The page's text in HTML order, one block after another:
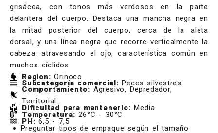
grisácea, con tonos más verdosos en la parte
delantera del cuerpo. Destaca una mancha negra en
la mitad posterior del cuerpo, cerca de la aleta
dorsal, y una línea negra que recorre verticalmente la
cabeza, atravesando el ojo, característica común en
muchos cíclidos.
Region:Orinoco
Subcategoría comercial:Peces silvestres
Comportamiento: Agresivo, Depredador,
Territorial
Dificultad para mantenerlo: Media
Temperatura: 26°C - 30°C
PH: 6,5 - 7,5
Preguntar tipos de empaque según el tamaño